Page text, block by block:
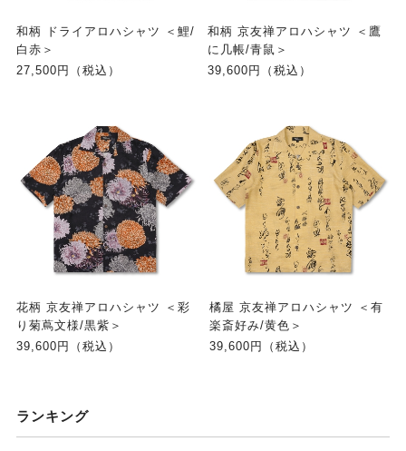
和柄 ドライアロハシャツ ＜鯉/
白赤＞
27,500円（税込）
和柄 京友禅アロハシャツ ＜鷹
に几帳/青鼠＞
39,600円（税込）
花柄 京友禅アロハシャツ ＜彩
り菊蔦文様/黒紫＞
39,600円（税込）
橘屋 京友禅アロハシャツ ＜有
楽斎好み/黄色＞
39,600円（税込）
ランキング